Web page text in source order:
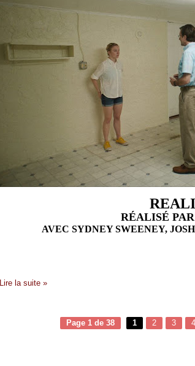
RÉALISÉ
AVEC SYDNEY SWEENEY,
Lire la suite »
Page 1 de 38 1 2 3 4